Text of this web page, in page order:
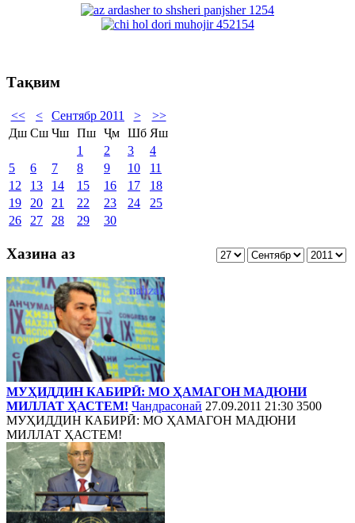
Тақвим
<< < Сентябр 2011 >
>>
Дш Сш Чш Пш Ҷм Шб Яш
1
2 3
4
5
6 7 8 9 10
11
12
13 14 15 16 17
18
19
20 21 22 23 24
25
26
27 28 29 30
Хазина аз
МУҲИДДИН КАБИРӢ: МО ҲАМАГОН МАДЮНИ
МИЛЛАТ ҲАСТЕМ! Чандрасонаӣ 27.09.2011 21:30 3500
МУҲИДДИН КАБИРӢ: МО ҲАМАГОН МАДЮНИ
МИЛЛАТ ҲАСТЕМ!